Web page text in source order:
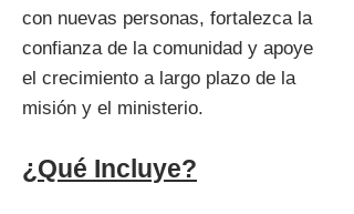
con nuevas personas, fortalezca la
confianza de la comunidad y apoye
el crecimiento a largo plazo de la
misión y el ministerio.
¿Qué Incluye?